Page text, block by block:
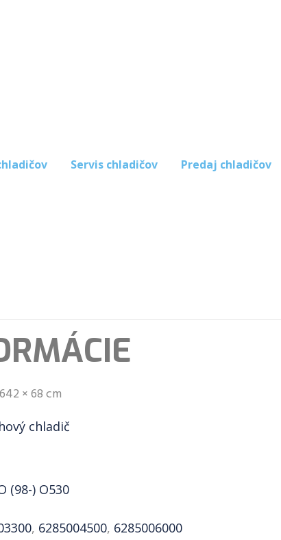
Servis chladičov Predaj chladičov
× 68 cm
chladič
(98-) O530
, 6285004500, 6285006000